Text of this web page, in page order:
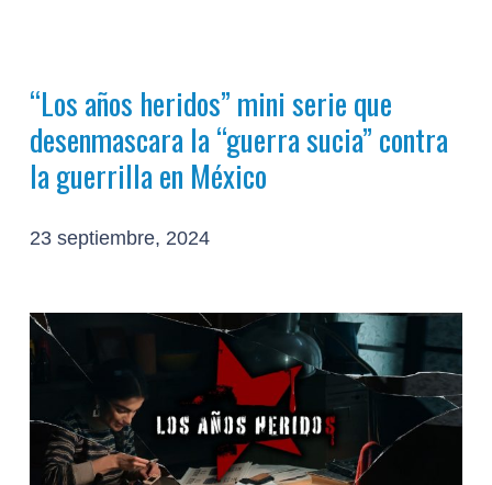
“Los años heridos” mini serie que
desenmascara la “guerra sucia” contra
la guerrilla en México
23 septiembre, 2024